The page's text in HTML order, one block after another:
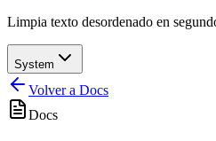
Limpia texto desordenado en
System
Volver a Docs
Docs